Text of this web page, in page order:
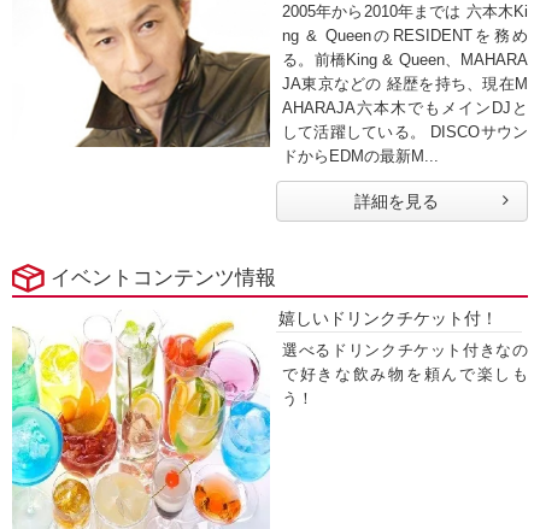
2005年から2010年までは 六本木Ki
ng & QueenのRESIDENTを務め
る。前橋King & Queen、MAHARA
JA東京などの 経歴を持ち、現在M
AHARAJA六本木でもメインDJと
して活躍している。 DISCOサウン
ドからEDMの最新M...
詳細を見る
イベントコンテンツ情報
嬉しいドリンクチケット付！
選べるドリンクチケット付きなの
で好きな飲み物を頼んで楽しも
う！